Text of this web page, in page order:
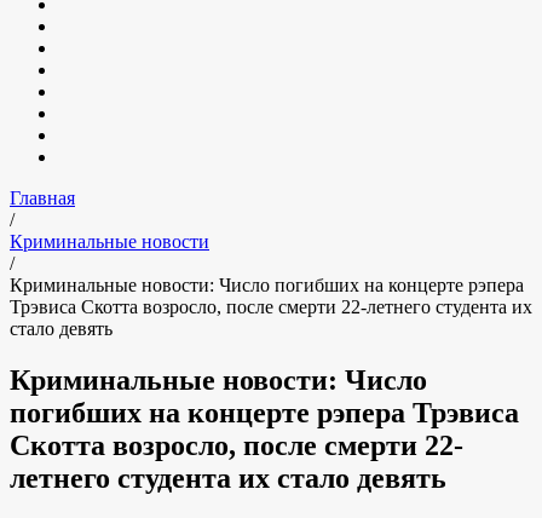
Главная
/
Криминальные новости
/
Криминальные новости: Число погибших на концерте рэпера
Трэвиса Скотта возросло, после смерти 22-летнего студента их
стало девять
Криминальные новости: Число
погибших на концерте рэпера Трэвиса
Скотта возросло, после смерти 22-
летнего студента их стало девять